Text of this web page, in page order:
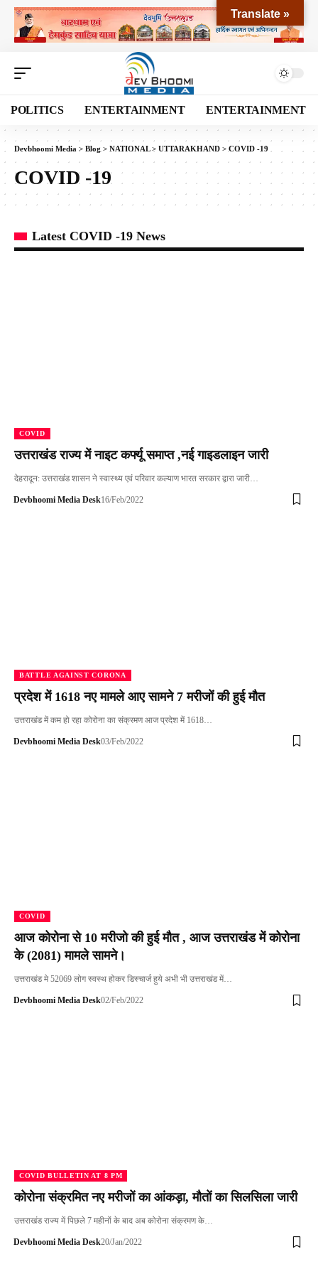
POLITICS ENTERTAINMENT ENTERTAINMENT
Devbhoomi Media > Blog > NATIONAL> UTTARAKHAND > COVID -19
COVID -19
Latest COVID -19 News
COVID
उत्तराखंड राज्य में नाइट कर्फ्यू समाप्त ,नई गाइडलाइन जारी
देहरादून: उत्तराखंड शासन ने स्वास्थ्य एवं परिवार कल्याण भारत सरकार द्वारा जारी…
Devbhoomi Media Desk16/Feb/2022
BATTLE AGAINST CORONA
प्रदेश में 1618 नए मामले आए सामने 7 मरीजों की हुई मौत
उत्तराखंड में कम हो रहा कोरोना का संक्रमण आज प्रदेश में 1618…
Devbhoomi Media Desk03/Feb/2022
COVID
आज कोरोना से 10 मरीजो की हुई मौत , आज उत्तराखंड में कोरोना
के (2081) मामले सामने।
उत्तराखंड मे 52069 लोग स्वस्थ होकर डिस्चार्ज हुये अभी भी उत्तराखंड में…
Devbhoomi Media Desk02/Feb/2022
COVID BULLETIN AT 8 PM
कोरोना संक्रमित नए मरीजों का आंकड़ा, मौतों का सिलसिला जारी
उत्तराखंड राज्य में पिछले 7 महीनों के बाद अब कोरोना संक्रमण के…
Devbhoomi Media Desk20/Jan/2022
Translate »